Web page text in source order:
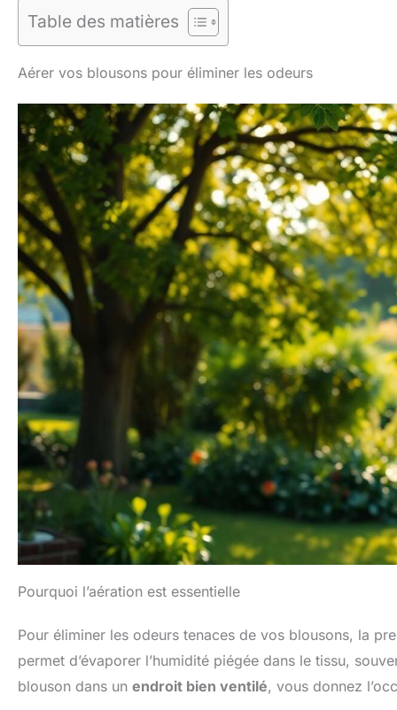
Table des matières
Aérer vos blousons pour éliminer les odeurs
Pourquoi l’aération est essentielle
Pour éliminer les odeurs tenaces de vos blousons, la
permet d’évaporer l’humidité piégée dans le tissu,
blouson dans un endroit bien ventilé, vous donnez